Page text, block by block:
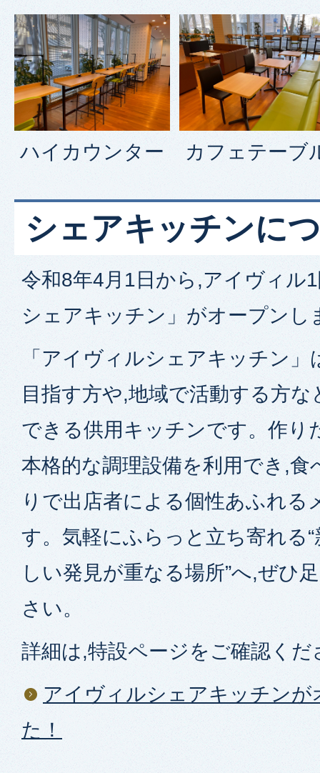
ハイカウンター カフェテーブ
シェアキッチンに
令和8年4月1日から,アイヴィル
シェアキッチン」がオープンし
「アイヴィルシェアキッチン
目指す方や,地域で活動する方
できる供用キッチンです。作り
本格的な調理設備を利用でき,食
りで出店者による個性あふれる
す。気軽にふらっと立ち寄れる
しい発見が重なる場所”へ,ぜひ
さい。
詳細は,特設ページをご確認くだ
アイヴィルシェアキッチンが
た！